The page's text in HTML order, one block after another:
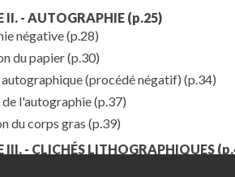
II. - AUTOGRAPHIE (p.25)
négative(p.28)
du papier(p.30)
autographique (procédé négatif) (p.34)
l'autographie(p.37)
du corps gras (p.39)
III. - CLICHÉS LITHOGRAPHIQUES